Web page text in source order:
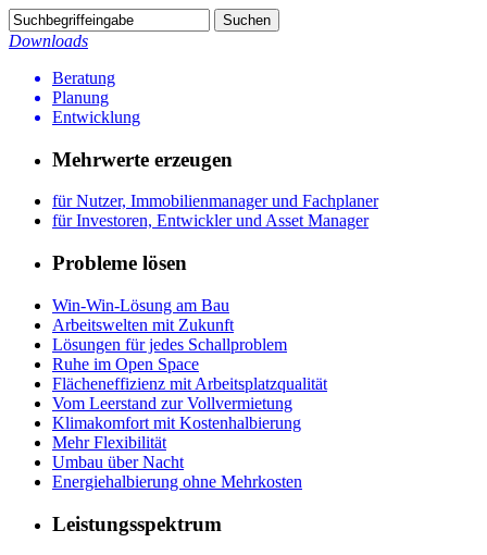
Downloads
Beratung
Planung
Entwicklung
Mehrwerte erzeugen
für Nutzer, Immobilienmanager und Fachplaner
für Investoren, Entwickler und Asset Manager
Probleme lösen
Win-Win-Lösung am Bau
Arbeitswelten mit Zukunft
Lösungen für jedes Schallproblem
Ruhe im Open Space
Flächeneffizienz mit Arbeitsplatzqualität
Vom Leerstand zur Vollvermietung
Klimakomfort mit Kostenhalbierung
Mehr Flexibilität
Umbau über Nacht
Energiehalbierung ohne Mehrkosten
Leistungsspektrum